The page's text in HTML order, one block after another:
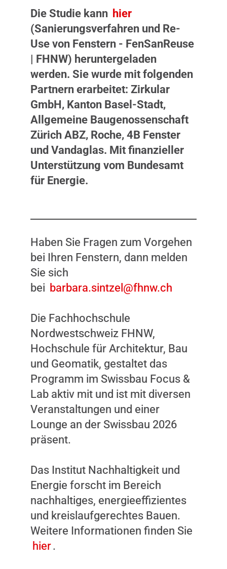
Die Studie kann hier
(Sanierungsverfahren und Re-
Use von Fenstern - FenSanReuse
| FHNW) heruntergeladen
werden. Sie wurde mit folgenden
Partnern erarbeitet: Zirkular
GmbH, Kanton Basel-Stadt,
Allgemeine Baugenossenschaft
Zürich ABZ, Roche, 4B Fenster
und Vandaglas. Mit finanzieller
Unterstützung vom Bundesamt
für Energie.
Haben Sie Fragen zum Vorgehen
bei Ihren Fenstern, dann melden
Sie sich
bei barbara.sintzel@fhnw.ch
Die Fachhochschule
Nordwestschweiz FHNW,
Hochschule für Architektur, Bau
und Geomatik, gestaltet das
Programm im Swissbau Focus &
Lab aktiv mit und ist mit diversen
Veranstaltungen und einer
Lounge an der Swissbau 2026
präsent.
Das Institut Nachhaltigkeit und
Energie forscht im Bereich
nachhaltiges, energieeffizientes
und kreislaufgerechtes Bauen.
Weitere Informationen finden Sie
hier.